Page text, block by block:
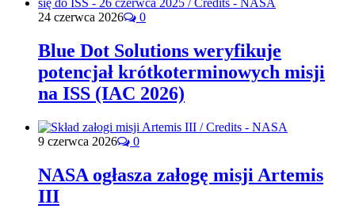
24 czerwca 2026 0
Blue Dot Solutions weryfikuje
potencjał krótkoterminowych misji
na ISS (IAC 2026)
9 czerwca 2026 0
NASA ogłasza załogę misji Artemis
III